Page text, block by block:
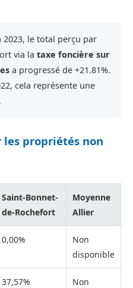
2023, le total perçu par
via la taxe foncière sur
a progressé de +21.81%.
cela représente une
propriétés non
Saint-Bonnet-
de-Rochefort
Moyenne
Allier
0,00%
Non
disponible
37,57%
Non